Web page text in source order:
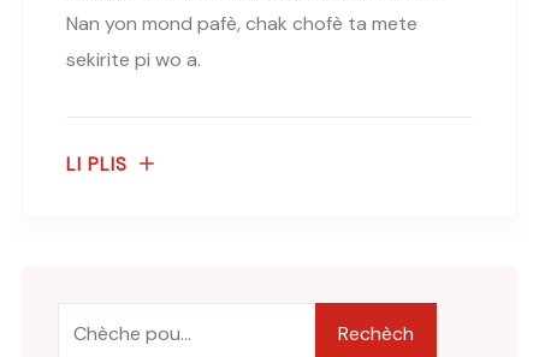
Nan yon mond pafè, chak chofè ta mete
sekirite pi wo a.
LI PLIS
Rechèch